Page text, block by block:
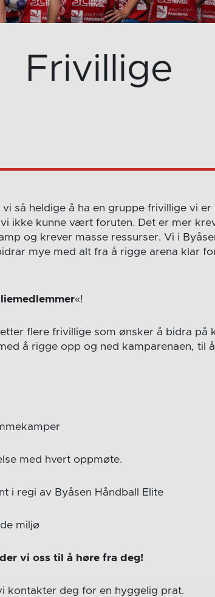
Frivillige
vi så heldige å ha en gruppe frivillige vi
ikke kunne vært foruten. Det er mer
og krever masse ressurser. Vi i
mye med alt fra å rigge arena klar
«!
flere frivillige som ønsker å bidra på
å rigge opp og ned kamparenaen, til
med hvert oppmøte.
i regi av Byåsen Håndball Elite
miljø
vi oss til å høre fra deg!
kontakter deg for en hyggelig prat.